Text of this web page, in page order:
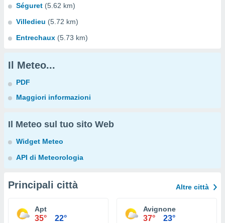
Séguret (5.62 km)
Villedieu (5.72 km)
Entrechaux (5.73 km)
Il Meteo...
PDF
Maggiori informazioni
Il Meteo sul tuo sito Web
Widget Meteo
API di Meteorologia
Principali città Altre città
Apt
35° 22°
Avignone
37° 23°